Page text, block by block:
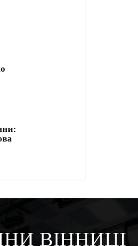
ВІННИЦІ